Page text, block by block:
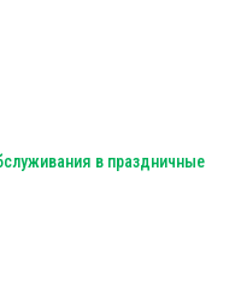
в праздничные